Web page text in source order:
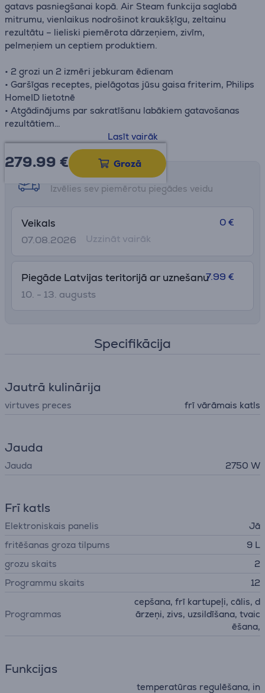
gatavs pasniegšanai kopā. Air Steam funkcija saglabā
mitrumu, vienlaikus nodrošinot kraukšķīgu, zeltainu
rezultātu – lieliski piemērota dārzeņiem, zivīm,
pelmeņiem un ceptiem produktiem.
• 2 grozi un 2 izmēri jebkuram ēdienam
• Garšīgas receptes, pielāgotas jūsu gaisa friterim, Philips
HomeID lietotnē
• Atgādinājums par sakratīšanu labākiem gatavošanas
rezultātiem
• 12 iepriekš iestatītas programmas un 19 gatavošanas
• Tvaika tīrīšanas funkcija
Lasīt vairāk
279.99 € Grozā
Saņemšanas iespējas
Izvēlies sev piemērotu piegādes veidu
Veikals
07.08.2026
0 €
Uzzināt vairāk
Piegāde Latvijas teritorijā ar uznešanu
10. - 13. augusts
7.99 €
Specifikācija
Jautrā kulinārija
virtuves preces frī vārāmais katls
Jauda
Jauda 2750 W
Frī katls
Elektroniskais panelis
Jā
fritēšanas groza tilpums
9 L
grozu skaits
2
Programmu skaits
12
Programmas
cepšana, frī kartupeļi, cālis, d
ārzeņi, zivs, uzsildīšana, tvaic
ēšana,
Funkcijas
temperatūras regulēšana, in